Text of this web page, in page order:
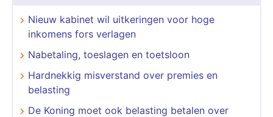
Nieuw kabinet wil uitkeringen voor hoge
inkomens fors verlagen
​​​​​​​Nabetaling, toeslagen en toetsloon
Hardnekkig misverstand over premies en
belasting
De Koning moet ook belasting betalen over